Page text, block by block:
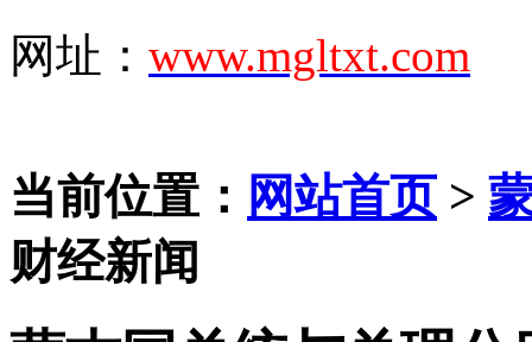
网址： www.mgltxt.com
当前位置： 网站首页>
财经新闻